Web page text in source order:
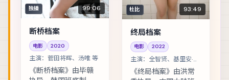
独播 99:06
断桥档案
电影 2020
主演： 菅田将晖、汤唯 等
《断桥档案》由毕赣
杜比 93:49
终局档案
电影 2022
主演： 全智贤、基里安·墨
菲 等
《终局档案》由洪常